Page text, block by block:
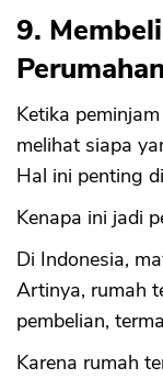
9.
Ketika
melihat siapa
Hal ini penting
Kenapa ini jadi
Di Indonesia,
Artinya, rumah
pembelian,
Karena rumah